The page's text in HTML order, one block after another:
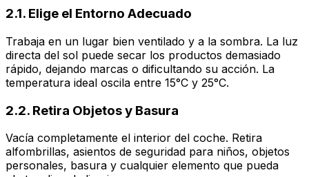
2.1. Elige el Entorno Adecuado
Trabaja en un lugar bien ventilado y a la sombra. La luz
directa del sol puede secar los productos demasiado
rápido, dejando marcas o dificultando su acción. La
temperatura ideal oscila entre 15°C y 25°C.
2.2. Retira Objetos y Basura
Vacía completamente el interior del coche. Retira
alfombrillas, asientos de seguridad para niños, objetos
personales, basura y cualquier elemento que pueda